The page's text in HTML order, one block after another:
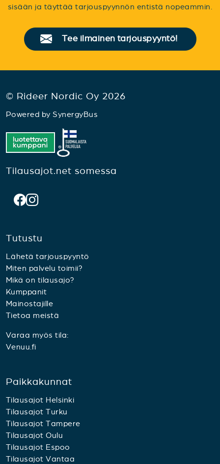
sisään ja täyttää tarjouspyynnön entistä nopeammin.
Tee ilmainen tarjouspyyntö!
© Rideer Nordic Oy 2026
Powered by SynergyBus
Tilausajot.net somessa
Tutustu
Lähetä tarjouspyyntö
Miten palvelu toimii?
Mikä on tilausajo?
Kumppanit
Mainostajille
Tietoa meistä
Varaa myös tila:
Venuu.fi
Paikkakunnat
Tilausajot Helsinki
Tilausajot Turku
Tilausajot Tampere
Tilausajot Oulu
Tilausajot Espoo
Tilausajot Vantaa